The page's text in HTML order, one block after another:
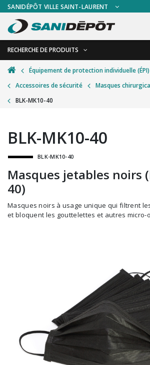
SANIDÉPÔT VILLE SAINT-LAURENT
RECHERCHE DE PRODUITS
RETOUR
Accessoires de sécurité
Accessoires pour salles de bain
Alimentaire
Autres accessoires
Balais et porte-poussières
Bouteilles et vaporisateurs
Distributrices et supports
Grattoirs, moutons et racloirs pour vitres/
Guenilles et éponges
Hygiène personnelle
Microfibres et linges divers
RETOUR
Gants
Signalisations
Test de diagnostic
Thermomètre
Vêtements de sécurité
Équipement de protection individuelle (ÉPI)
Accessoires de sécurité
Masques
BLK-MK10-40
BLK-MK10-40
BLK-MK10-40
Masques jetables noirs
40)
Masques noirs à usage unique qui filtrent les particules dans l'air
et bloquent les gouttelettes et autres micro-